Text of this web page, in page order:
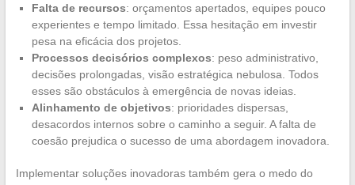
Falta de recursos: orçamentos apertados, equipes pouco
experientes e tempo limitado. Essa hesitação em investir
pesa na eficácia dos projetos.
Processos decisórios complexos: peso administrativo,
decisões prolongadas, visão estratégica nebulosa. Todos
esses são obstáculos à emergência de novas ideias.
Alinhamento de objetivos: prioridades dispersas,
desacordos internos sobre o caminho a seguir. A falta de
coesão prejudica o sucesso de uma abordagem inovadora.
Implementar soluções inovadoras também gera o medo do